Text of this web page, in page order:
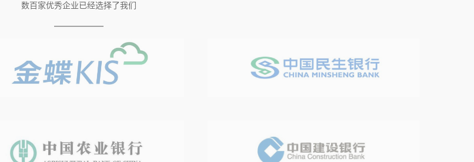
数百家优秀企业已经选择了我们